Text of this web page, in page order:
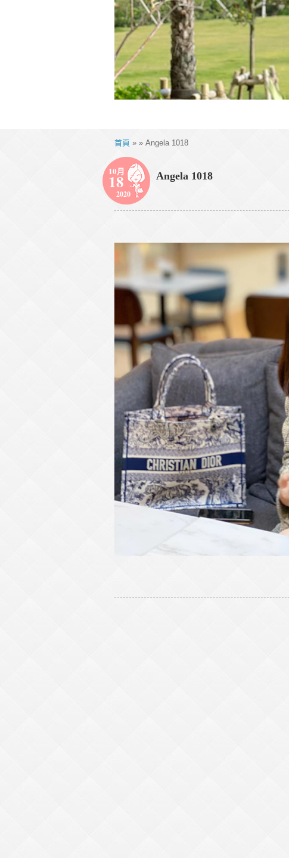
首頁 » » Angela 1018
10月
18
2020
Angela 1018